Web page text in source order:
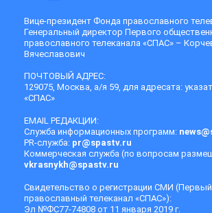
Вице-президент Фонда православного
Генеральный директор Первого
православного телеканала «СПАС» –
Вячеславович
ПОЧТОВЫЙ АДРЕС:
129075, Москва, а/я 59, для адресата:
«СПАС»
EMAIL РЕДАКЦИИ:
Служба информационных программ:
PR-служба: pr@spastv.ru
Коммерческая служба (по вопросам
vkrasnykh@spastv.ru
Свидетельство о регистрации СМИ
православный телеканал «СПАС»):
Эл №ФС77-74808 от 11 января 2019 г.